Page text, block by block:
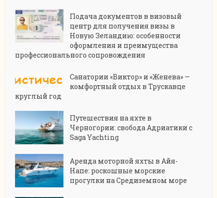
Подача документов в визовый
центр для получения визы в
Новую Зеландию: особенности
оформления и преимущества
профессионального сопровождения
Санатории «Виктор» и «Женева» —
комфортный отдых в Трускавце
круглый год
Путешествия на яхте в
Черногории: свобода Адриатики с
Saga Yachting
Аренда моторной яхты в Айя-
Напе: роскошные морские
прогулки на Средиземном море